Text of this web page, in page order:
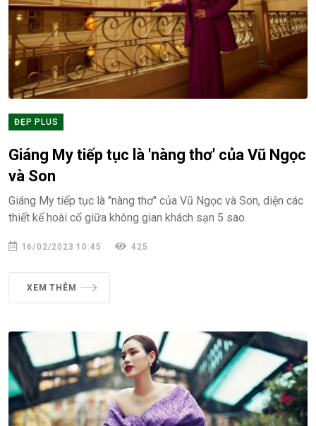
ĐẸP PLUS
Giáng My tiếp tục là 'nàng thơ' của Vũ Ngọc
và Son
Giáng My tiếp tục là "nàng thơ" của Vũ Ngọc và Son, diện các
thiết kế hoài cổ giữa không gian khách sạn 5 sao.
16/02/2023 10:45 425
XEM THÊM